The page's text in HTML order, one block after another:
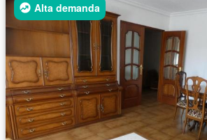
Alta demanda